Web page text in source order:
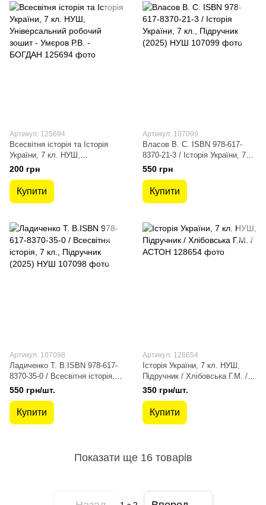
Артикул: 125694
Всесвітня історія та Історія
України, 7 кл. НУШ,
Універсальний робочий зошит -
Умєров Р.В. - БОГДАН
200 грн
Купити
Артикул: 107099
Власов В. С. ISBN 978-617-
8370-21-3 / Історія України, 7
кл., Підручник (2025) НУШ
550 грн
Купити
Артикул: 107098
Ладиченко Т. В.ISBN 978-617-
8370-35-0 / Всесвітня історія, 7
кл., Підручник (2025) НУШ
550 грн/шт.
Купити
Артикул: 128654
Історія України, 7 кл. НУШ,
Підручник / Хлібовська Г.М. /
АСТОН
350 грн/шт.
Купити
Показати ще 16 товарів